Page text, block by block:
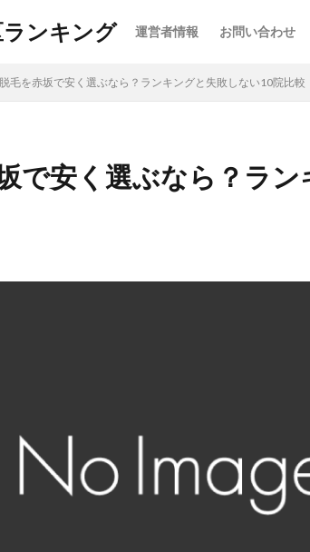
ランキング 運営者情報 お問い合わせ
毛を赤坂で安く選ぶなら？ランキングと失敗しない10院比較
で安く選ぶなら？ラン
VIO脱毛 リゼクリニック レジーナクリニ